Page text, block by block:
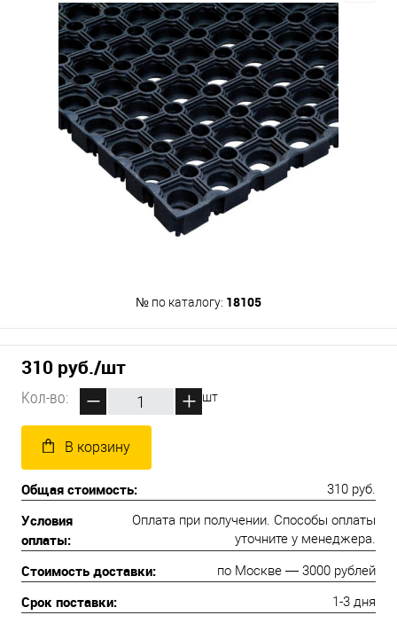
№ по каталогу: 18105
310 руб./шт
Кол-во: шт
В корзину
Общая стоимость: 310 руб.
Условия
оплаты:
Оплата при получении. Способы оплаты
уточните у менеджера.
Стоимость доставки: по Москве — 3000 рублей
Срок поставки: 1-3 дня